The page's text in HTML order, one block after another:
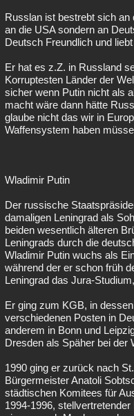
Russlan ist bestrebt sich an
an die USA sondern an
Deutsch Freundlich und
Er hat es z.Z. in Russland
Korruptesten Länder der
sicher wenn Putin nicht als
macht wäre dann hätte
glaube nicht das wir in
Waffensystem haben
Wladimir Putin
Der russische
damaligen Leningrad als
beiden wesentlich älteren
Leningrads durch die
Wladimir Putin wuchs als
während der er schon früh
Leningrad das Jura-
Er ging zum KGB, in
verschiedenen Posten in
anderem in Bonn und
Dresden als Späher bei der
1990 ging er zurück nach
Bürgermeister Anatoli
städtischen Komitees für
1994-1996,